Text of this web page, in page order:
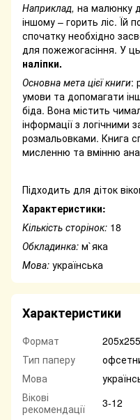
Наприклад, на малюнку
іншому – горить ліс. Їй
спочатку необхідно
для пожежогасіння. У
наліпки.
Основна мета цієї книги:
умови та допомагати
біда. Вона містить
інформації з
розмальовками. Книга
мисленню та вмінню
Підходить для діток
Характеристики:
Кількість сторінок: 18
Обкладинка: м`яка
Мова: українська
Характеристики
Формат
205х255
Тип паперу
Мова
Вікові
рекомендації
3-12